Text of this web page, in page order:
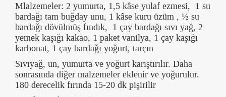
Mlalzemeler: 2 yumurta, 1,5 kâse yulaf ezmesi, 1 su
bardağı tam buğday unu, 1 kâse kuru üzüm , ½ su
bardağı dövülmüş fındık, 1 çay bardağı sıvı yağ, 2
yemek kaşığı kakao, 1 paket vanilya, 1 çay kaşığı
karbonat, 1 çay bardağı yoğurt, tarçın
Sıvıyağ, un, yumurta ve yoğurt karıştırılır. Daha
sonrasında diğer malzemeler eklenir ve yoğurulur.
180 derecelik fırında 15-20 dk pişirilir